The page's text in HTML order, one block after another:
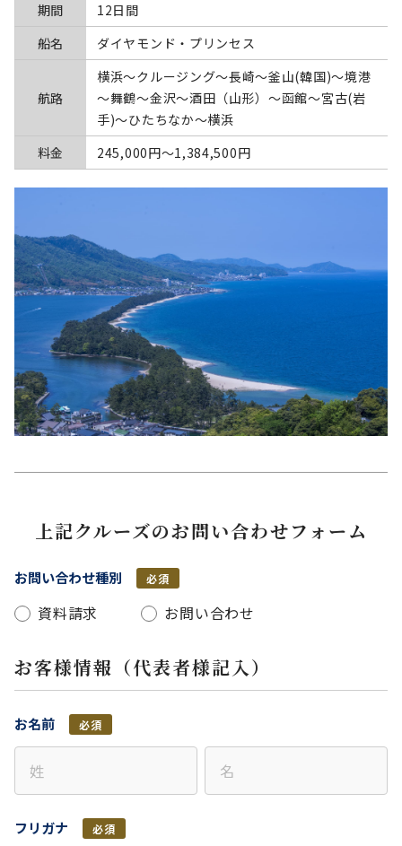
期間
12日間
船名
ダイヤモンド・プリンセス
航路
横浜～クルージング～長崎～釜山(韓国)～境港
～舞鶴～金沢～酒田（山形）～函館～宮古(岩
手)～ひたちなか～横浜
料金
245,000円〜1,384,500円
上記クルーズのお問い合わせフォーム
お問い合わせ種別 必須
資料請求 お問い合わせ
お客様情報（代表者様記入）
お名前 必須
フリガナ 必須